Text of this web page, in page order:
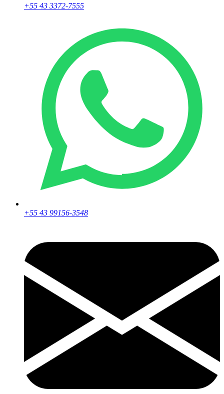
+55 43 3372-7555
+55 43 99156-3548